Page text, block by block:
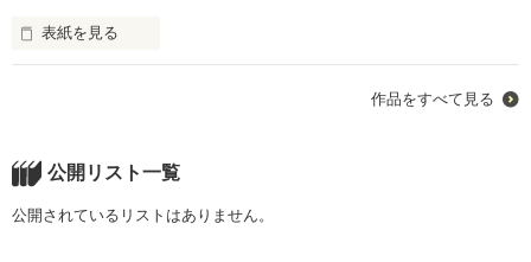
表紙を見る
作品をすべて見る
公開リスト一覧
公開されているリストはありません。